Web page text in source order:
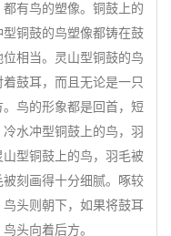
有鸟的塑像。铜鼓上的
铜鼓的鸟塑像都铸在鼓
相当。灵山型铜鼓的鸟
鼓耳，而且无论是一只
鸟的形象都是回首，短
水冲型铜鼓上的鸟，羽
型铜鼓上的鸟，羽毛被
刻画得十分细腻。啄较
头则朝下，如果将鼓耳
头向着后方。